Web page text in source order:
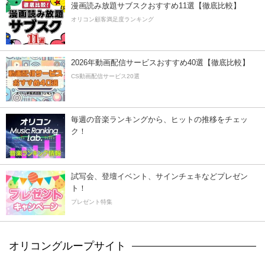
漫画読み放題サブスクおすすめ11選【徹底比較】
オリコン顧客満足度ランキング
2026年動画配信サービスおすすめ40選【徹底比較】
CS動画配信サービス20選
毎週の音楽ランキングから、ヒットの推移をチェッ
ク！
試写会、登壇イベント、サインチェキなどプレゼン
ト！
プレゼント特集
オリコングループサイト